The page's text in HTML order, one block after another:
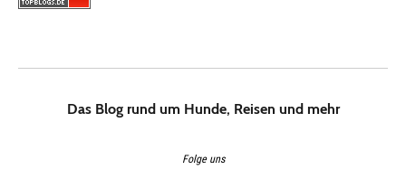
Das Blog rund um Hunde, Reisen und mehr
Folge uns